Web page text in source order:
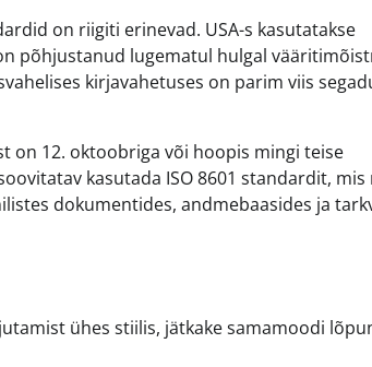
on riigiti erinevad. USA-s kasutatakse
põhjustanud lugematul hulgal
kirjavahetuses on parim viis
on 12. oktoobriga või hoopis mingi teise
kasutada ISO 8601 standardit, mis
dokumentides, andmebaasides ja
ühes stiilis, jätkake samamoodi